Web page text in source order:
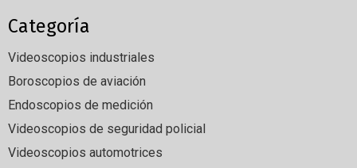
Categoría
Videoscopios industriales
Boroscopios de aviación
Endoscopios de medición
Videoscopios de seguridad policial
Videoscopios automotrices